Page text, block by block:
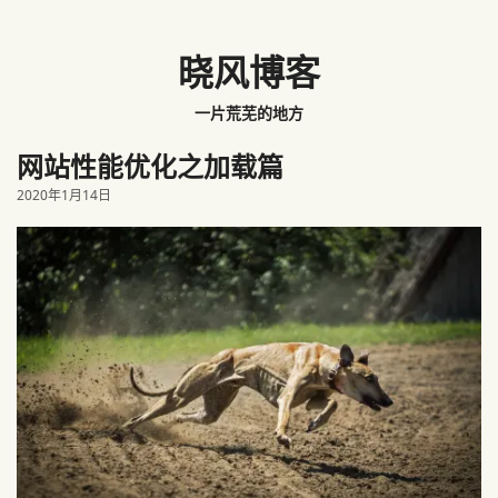
晓风博客
一片荒芜的地方
网站性能优化之加载篇
2020年1月14日